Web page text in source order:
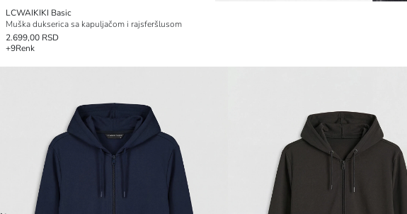
LCWAIKIKI Basic
Muška dukserica sa kapuljačom i rajsferšlusom
2.699,00 RSD
+9Renk